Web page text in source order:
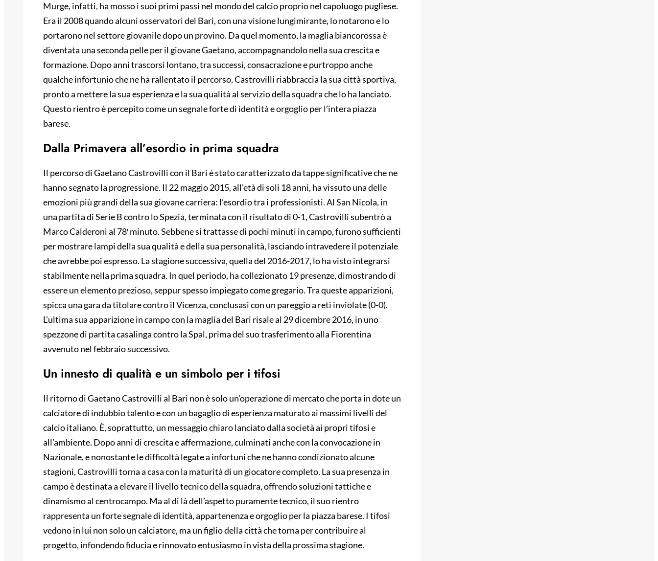
Murge, infatti, ha mosso i suoi primi passi nel mondo del calcio proprio nel capoluogo pugliese.
Era il 2008 quando alcuni osservatori del Bari, con una visione lungimirante, lo notarono e lo
portarono nel settore giovanile dopo un provino. Da quel momento, la maglia biancorossa è
diventata una seconda pelle per il giovane Gaetano, accompagnandolo nella sua crescita e
formazione. Dopo anni trascorsi lontano, tra successi, consacrazione e purtroppo anche
qualche infortunio che ne ha rallentato il percorso, Castrovilli riabbraccia la sua città sportiva,
pronto a mettere la sua esperienza e la sua qualità al servizio della squadra che lo ha lanciato.
Questo rientro è percepito come un segnale forte di identità e orgoglio per l’intera piazza
barese.
Dalla Primavera all’esordio in prima squadra
Il percorso di Gaetano Castrovilli con il Bari è stato caratterizzato da tappe significative che ne
hanno segnato la progressione. Il 22 maggio 2015, all’età di soli 18 anni, ha vissuto una delle
emozioni più grandi della sua giovane carriera: l’esordio tra i professionisti. Al San Nicola, in
una partita di Serie B contro lo Spezia, terminata con il risultato di 0-1, Castrovilli subentrò a
Marco Calderoni al 78′ minuto. Sebbene si trattasse di pochi minuti in campo, furono sufficienti
per mostrare lampi della sua qualità e della sua personalità, lasciando intravedere il potenziale
che avrebbe poi espresso. La stagione successiva, quella del 2016-2017, lo ha visto integrarsi
stabilmente nella prima squadra. In quel periodo, ha collezionato 19 presenze, dimostrando di
essere un elemento prezioso, seppur spesso impiegato come gregario. Tra queste apparizioni,
spicca una gara da titolare contro il Vicenza, conclusasi con un pareggio a reti inviolate (0-0).
L’ultima sua apparizione in campo con la maglia del Bari risale al 29 dicembre 2016, in uno
spezzone di partita casalinga contro la Spal, prima del suo trasferimento alla Fiorentina
avvenuto nel febbraio successivo.
Un innesto di qualità e un simbolo per i tifosi
Il ritorno di Gaetano Castrovilli al Bari non è solo un’operazione di mercato che porta in dote un
calciatore di indubbio talento e con un bagaglio di esperienza maturato ai massimi livelli del
calcio italiano. È, soprattutto, un messaggio chiaro lanciato dalla società ai propri tifosi e
all’ambiente. Dopo anni di crescita e affermazione, culminati anche con la convocazione in
Nazionale, e nonostante le difficoltà legate a infortuni che ne hanno condizionato alcune
stagioni, Castrovilli torna a casa con la maturità di un giocatore completo. La sua presenza in
campo è destinata a elevare il livello tecnico della squadra, offrendo soluzioni tattiche e
dinamismo al centrocampo. Ma al di là dell’aspetto puramente tecnico, il suo rientro
rappresenta un forte segnale di identità, appartenenza e orgoglio per la piazza barese. I tifosi
vedono in lui non solo un calciatore, ma un figlio della città che torna per contribuire al
progetto, infondendo fiducia e rinnovato entusiasmo in vista della prossima stagione.